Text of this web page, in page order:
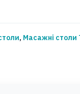
, Масажні столи